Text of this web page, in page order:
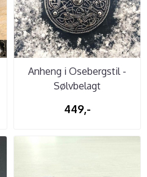
Anheng i Osebergstil -
Sølvbelagt
449,-